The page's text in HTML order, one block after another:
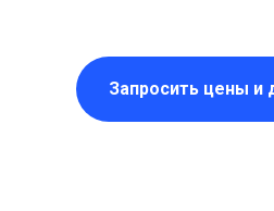
Запросить цены и